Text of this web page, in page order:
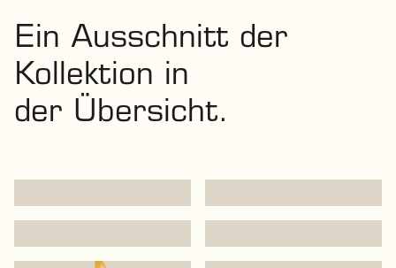
Ein Ausschnitt der
Kollektion in
der Übersicht.